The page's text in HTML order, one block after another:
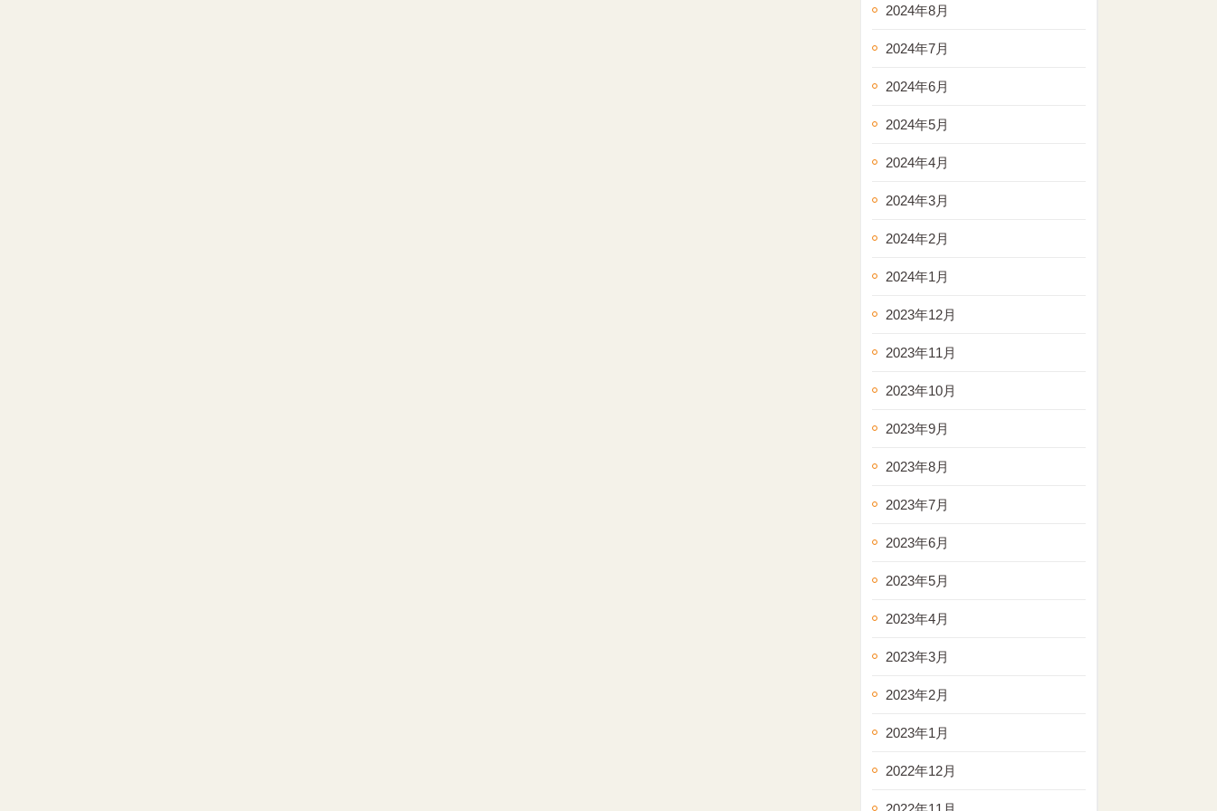
2024年8月
2024年7月
2024年6月
2024年5月
2024年4月
2024年3月
2024年2月
2024年1月
2023年12月
2023年11月
2023年10月
2023年9月
2023年8月
2023年7月
2023年6月
2023年5月
2023年4月
2023年3月
2023年2月
2023年1月
2022年12月